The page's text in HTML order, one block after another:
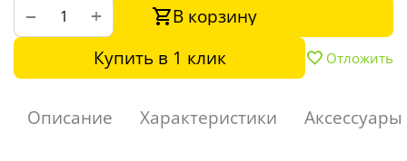
+
−
В корзину
Купить в 1 клик
Отложить
Описание Характеристики Аксессуары